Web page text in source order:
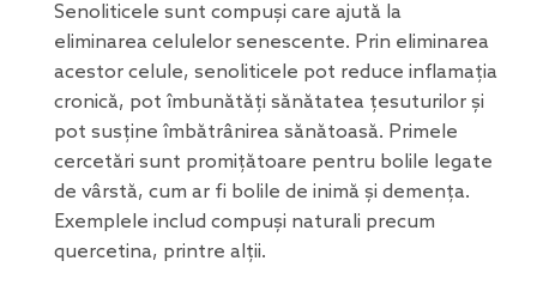
Senoliticele sunt compuși care ajută la
eliminarea celulelor senescente. Prin eliminarea
acestor celule, senoliticele pot reduce inflamația
cronică, pot îmbunătăți sănătatea țesuturilor și
pot susține îmbătrânirea sănătoasă. Primele
cercetări sunt promițătoare pentru bolile legate
de vârstă, cum ar fi bolile de inimă și demența.
Exemplele includ compuși naturali precum
quercetina, printre alții.